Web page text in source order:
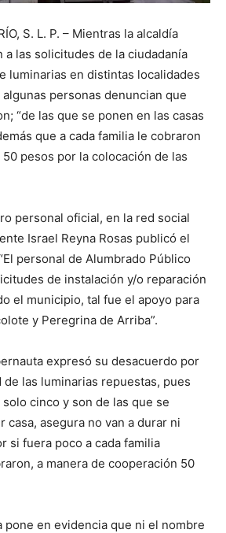
S. L. P. – Mientras la alcaldía
a las solicitudes de la ciudadanía
luminarias en distintas localidades
personas denuncian que
“de las que se ponen en las casas
que a cada familia le cobraron
pesos por la colocación de las
personal oficial, en la red social
Israel Reyna Rosas publicó el
personal de Alumbrado Público
de instalación y/o reparación
el municipio, tal fue el apoyo para
y Peregrina de Arriba”.
expresó su desacuerdo por
de las luminarias repuestas, pues
cinco y son de las que se
casa, asegura no van a durar ni
si fuera poco a cada familia
a manera de cooperación 50
pone en evidencia que ni el nombre